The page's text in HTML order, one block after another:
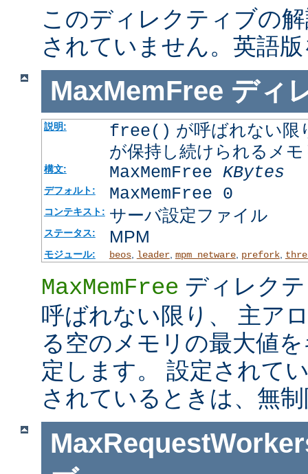
このディレクティブの
されていません。英語
MaxMemFree ディ
説明: free() が呼ばれない限
が保持し続けられるメ
構文: MaxMemFree KBytes
デフォルト: MaxMemFree 0
コンテキスト: サーバ設定ファイル
ステータス: MPM
モジュール: beos, leader, mpm_netware, prefork,
MaxMemFree ディレク
呼ばれない限り、 主ア
る空のメモリの最大値
定します。 設定されて
されているときは、無